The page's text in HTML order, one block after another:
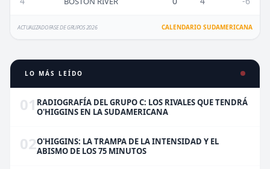
ACTUALIZADO FASE DE GRUPOS 2026 CALENDARIO SUDAMERICANA
LO MÁS LEÍDO
01 RADIOGRAFÍA DEL GRUPO C: LOS RIVALES QUE TENDRÁ
O'HIGGINS EN LA SUDAMERICANA
02O'HIGGINS: LA TRAMPA DE LA INTENSIDAD Y EL
ABISMO DE LOS 75 MINUTOS